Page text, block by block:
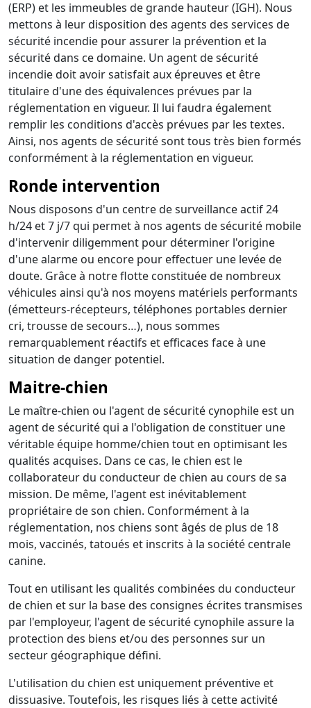
(ERP) et les immeubles de grande hauteur (IGH). Nous
mettons à leur disposition des agents des services de
sécurité incendie pour assurer la prévention et la
sécurité dans ce domaine. Un agent de sécurité
incendie doit avoir satisfait aux épreuves et être
titulaire d'une des équivalences prévues par la
réglementation en vigueur. Il lui faudra également
remplir les conditions d'accès prévues par les textes.
Ainsi, nos agents de sécurité sont tous très bien formés
conformément à la réglementation en vigueur.
Ronde intervention
Nous disposons d'un centre de surveillance actif 24
h/24 et 7 j/7 qui permet à nos agents de sécurité mobile
d'intervenir diligemment pour déterminer l'origine
d'une alarme ou encore pour effectuer une levée de
doute. Grâce à notre flotte constituée de nombreux
véhicules ainsi qu'à nos moyens matériels performants
(émetteurs-récepteurs, téléphones portables dernier
cri, trousse de secours…), nous sommes
remarquablement réactifs et efficaces face à une
situation de danger potentiel.
Maitre-chien
Le maître-chien ou l'agent de sécurité cynophile est un
agent de sécurité qui a l'obligation de constituer une
véritable équipe homme/chien tout en optimisant les
qualités acquises. Dans ce cas, le chien est le
collaborateur du conducteur de chien au cours de sa
mission. De même, l'agent est inévitablement
propriétaire de son chien. Conformément à la
réglementation, nos chiens sont âgés de plus de 18
mois, vaccinés, tatoués et inscrits à la société centrale
canine.
Tout en utilisant les qualités combinées du conducteur
de chien et sur la base des consignes écrites transmises
par l'employeur, l'agent de sécurité cynophile assure la
protection des biens et/ou des personnes sur un
secteur géographique défini.
L'utilisation du chien est uniquement préventive et
dissuasive. Toutefois, les risques liés à cette activité